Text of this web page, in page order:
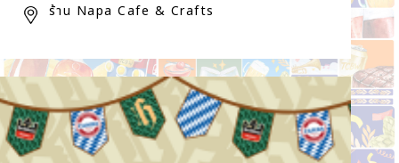
ร้าน Napa Cafe & Crafts